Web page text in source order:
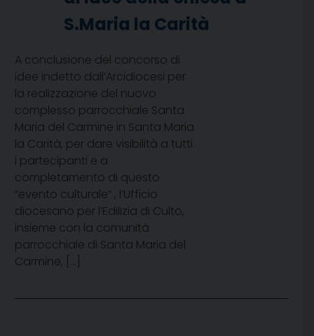
S.Maria la Carità
A conclusione del concorso di
idee indetto dall’Arcidiocesi per
la realizzazione del nuovo
complesso parrocchiale Santa
Maria del Carmine in Santa Maria
la Carità, per dare visibilità a tutti
i partecipanti e a
completamento di questo
“evento culturale” , l’Ufficio
diocesano per l’Edilizia di Culto,
insieme con la comunità
parrocchiale di Santa Maria del
Carmine, […]